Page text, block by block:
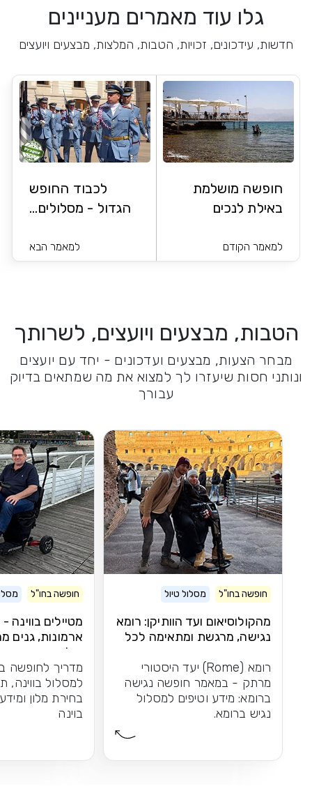
גלו עוד מאמרים מעניינים
חדשות, עידכונים, זכויות, הטבות, המלצות, מבצעים ויועצים
חופשה מושלמת
באילת לנכים
למאמר הקודם
לכבוד החופש
הגדול - מסלולים...
למאמר הבא
הטבות, מבצעים ויועצים, לשרותך
מבחר הצעות, מבצעים ועדכונים - יחד עם יועצים
ונותני חסות שיעזרו לך למצוא את מה שמתאים בדיוק
עבורך
חופשה בחו"ל מסלול טיול
מהקולוסיאום ועד הוותיקן: רומא
נגישה, מרגשת ומתאימה לכל
רומא (Rome) יעד היסטורי
מרתק - במאמר חופשה נגישה
ברומא: מידע וטיפים למסלול
נגיש ברומא.
חופשה בחו"ל
מטיילים בווינה
ארמונות, גנים
וקלאסיקה
מדריך לחופשה
למסלול בווינה,
בחירת מלון
בוינה